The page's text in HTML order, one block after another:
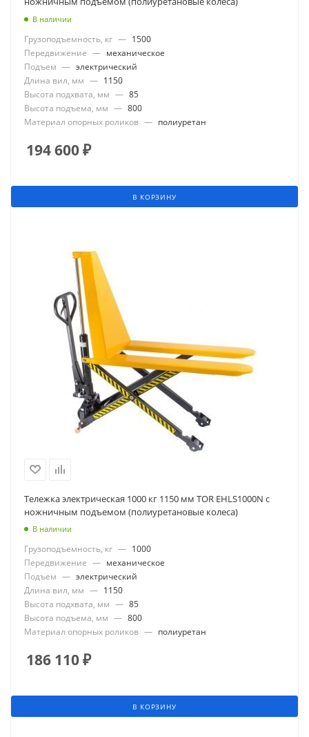
В наличии
Грузоподъемность, кг — 1500
Передвижение — механическое
Подъем — электрический
Длина вил, мм — 1150
Высота подхвата, мм — 85
Высота подъема, мм — 800
Материал опорных роликов — полиуретан
194 600₽
В КОРЗИНУ
Тележка электрическая 1000 кг 1150 мм TOR EHLS1000N с
ножничным подъемом (полиуретановые колеса)
В наличии
Грузоподъемность, кг — 1000
Передвижение — механическое
Подъем — электрический
Длина вил, мм — 1150
Высота подхвата, мм — 85
Высота подъема, мм — 800
Материал опорных роликов — полиуретан
186 110₽
В КОРЗИНУ